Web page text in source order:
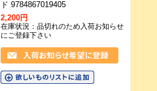
ド 9784867019405
2,200円
在庫状況：品切れのため入荷お知らせ
にご登録下さい